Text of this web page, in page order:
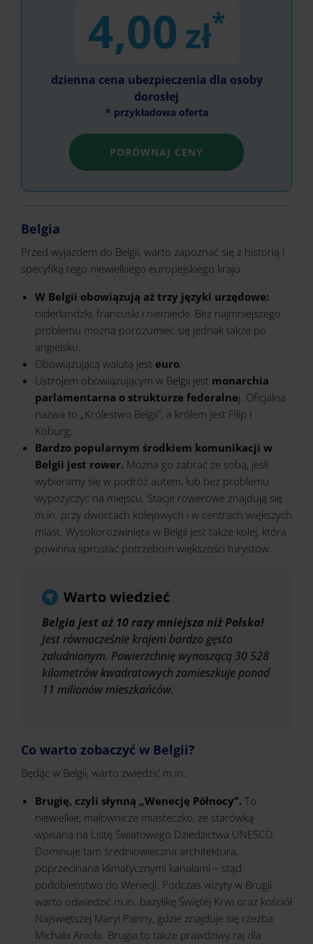
4,00 zł*
dzienna cena ubezpieczenia dla osoby
dorosłej
* przykładowa oferta
PORÓWNAJ CENY
Belgia
Przed wyjazdem do Belgii, warto zapoznać się z historią i
specyfiką tego niewielkiego europejskiego kraju.
W Belgii obowiązują aż trzy języki urzędowe:
niderlandzki, francuski i niemiecki. Bez najmniejszego
problemu można porozumieć się jednak także po
angielsku.
Obowiązującą walutą jest euro.
Ustrojem obowiązującym w Belgii jest monarchia
parlamentarna o strukturze federalnej. Oficjalna
nazwa to „Królestwo Belgii”, a królem jest Filip I
Koburg.
Bardzo popularnym środkiem komunikacji w
Belgii jest rower. Można go zabrać ze sobą, jeśli
wybieramy się w podróż autem, lub bez problemu
wypożyczyć na miejscu. Stacje rowerowe znajdują się
m.in. przy dworcach kolejowych i w centrach większych
miast. Wysokorozwinięta w Belgii jest także kolej, która
powinna sprostać potrzebom większości turystów.
Warto wiedzieć
Belgia jest aż 10 razy mniejsza niż Polska!
Jest równocześnie krajem bardzo gęsto
zaludnionym. Powierzchnię wynoszącą 30 528
kilometrów kwadratowych zamieszkuje ponad
11 milionów mieszkańców.
Co warto zobaczyć w Belgii?
Będąc w Belgii, warto zwiedzić m.in.:
Brugię, czyli słynną „Wenecję Północy”. To
niewielkie, malownicze miasteczko, ze starówką
wpisaną na Listę Światowego Dziedzictwa UNESCO.
Dominuje tam średniowieczna architektura,
poprzecinana klimatycznymi kanałami – stąd
podobieństwo do Wenecji. Podczas wizyty w Brugii
warto odwiedzić m.in. bazylikę Świętej Krwi oraz kościół
Najświętszej Maryi Panny, gdzie znajduje się rzeźba
Michała Anioła. Brugia to także prawdziwy raj dla